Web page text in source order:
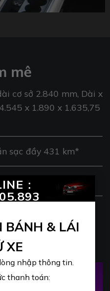
:
BÁNH & LÁI
XE
nhập thông tin.
thanh toán:
×
mê
cơ sở 2.840 mm, Dài x
x 1.890 x 1.635,75
sạc đầy 431 km*
5,8 s*